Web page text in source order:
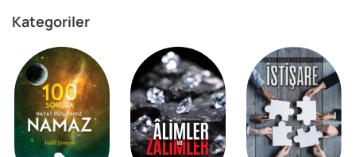
Kategoriler